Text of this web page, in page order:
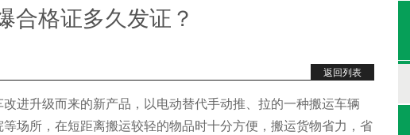
合格证多久发证？
返回列表
进升级而来的新产品，以电动替代手动推、拉的一种搬运车辆
场所，在短距离搬运较轻的物品时十分方便，搬运货物省力，省